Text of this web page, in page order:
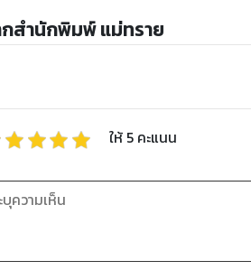
กสำนักพิมพ์ แม่ทราย
ให้ 5 คะแนน